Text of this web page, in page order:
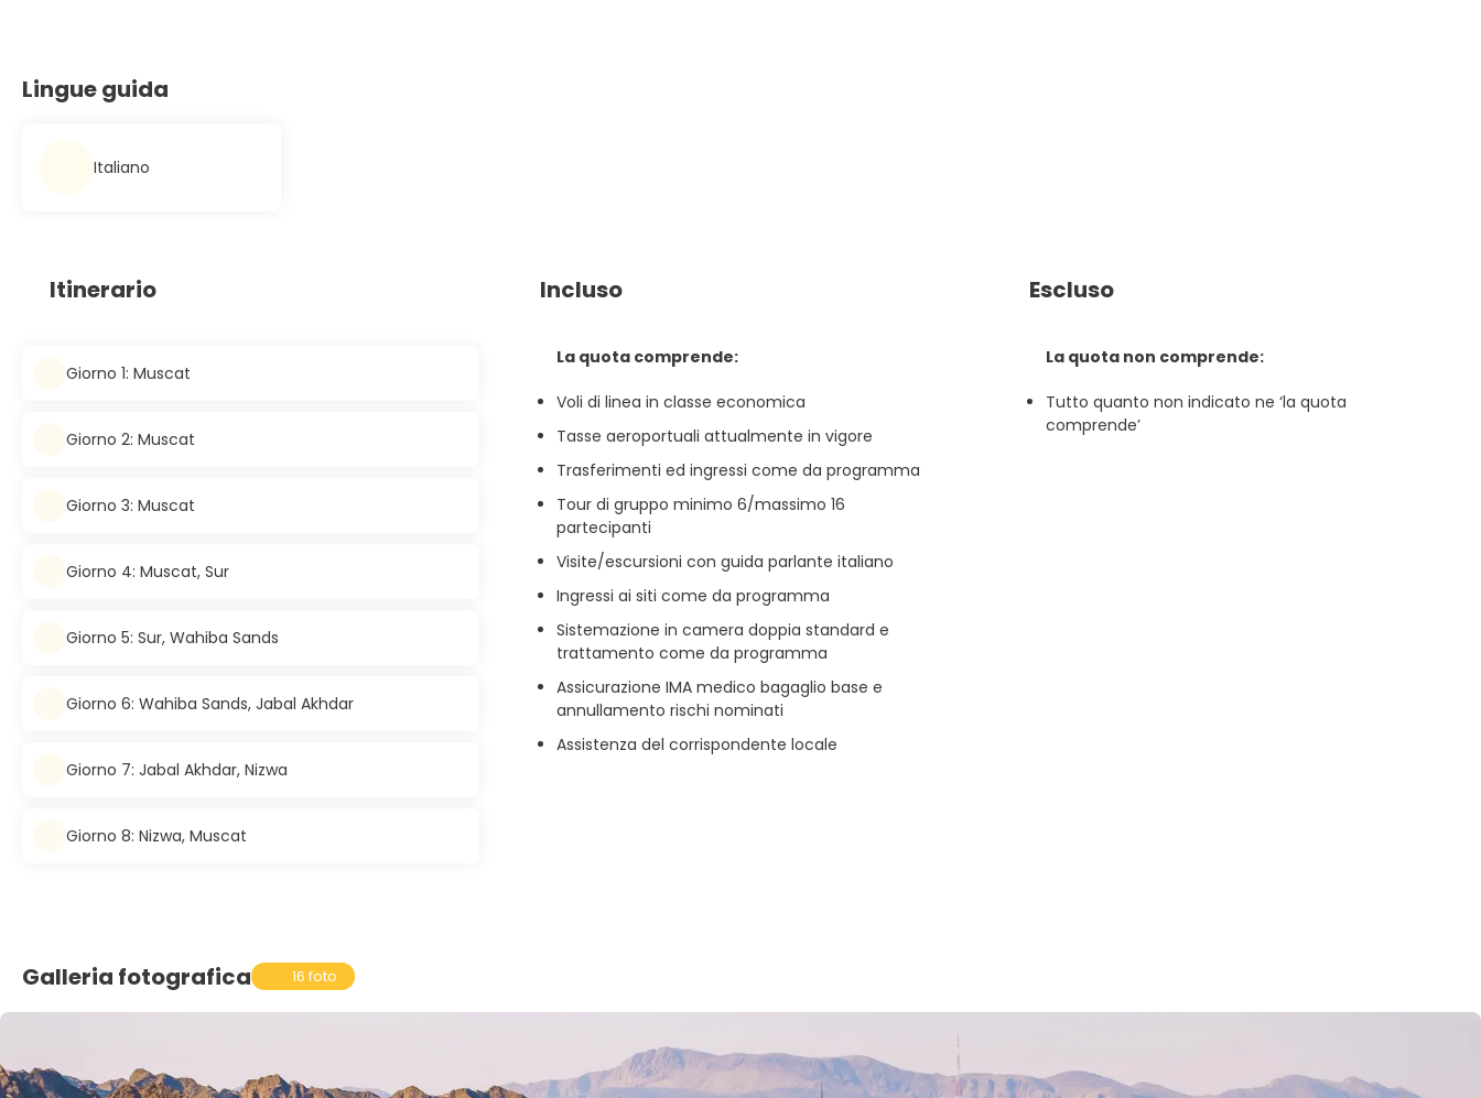
Lingue guida
Italiano
Itinerario
Giorno 1: Muscat
Giorno 2: Muscat
Giorno 3: Muscat
Giorno 4: Muscat, Sur
Giorno 5: Sur, Wahiba Sands
Giorno 6: Wahiba Sands, Jabal Akhdar
Giorno 7: Jabal Akhdar, Nizwa
Giorno 8: Nizwa, Muscat
Incluso
La quota comprende:
Voli di linea in classe economica
Tasse aeroportuali attualmente in vigore
Trasferimenti ed ingressi come da programma
Tour di gruppo minimo 6/massimo 16
partecipanti
Visite/escursioni con guida parlante italiano
Ingressi ai siti come da programma
Sistemazione in camera doppia standard e
trattamento come da programma
Assicurazione IMA medico bagaglio base e
annullamento rischi nominati
Assistenza del corrispondente locale
Escluso
La quota non comprende:
Tutto quanto non indicato ne ‘la quota
comprende’
Galleria fotografica 16 foto